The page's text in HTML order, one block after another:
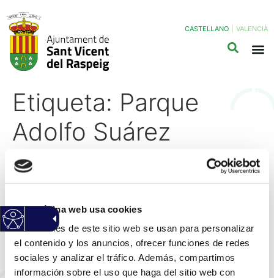
Esta página web usa cookies
Las cookies de este sitio web se usan para personalizar
el contenido y los anuncios, ofrecer funciones de redes
sociales y analizar el tráfico. Además, compartimos
información sobre el uso que haga del sitio web con
CASTELLANO VALENCIÀ
Etiqueta: Parque
Adolfo Suárez
El Ayuntamiento encarga la
redacción de los proyectos
para un nuevo campo de
fútbol y un centro social de
atención primaria